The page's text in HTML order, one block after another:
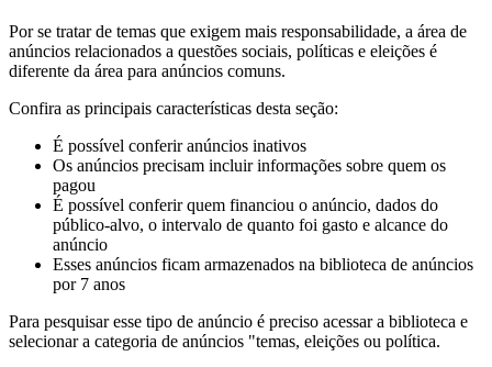
Por se tratar de temas que exigem mais responsabilidade, a área de
anúncios relacionados a questões sociais, políticas e eleições é
diferente da área para anúncios comuns.
Confira as principais características desta seção:
É possível conferir anúncios inativos
Os anúncios precisam incluir informações sobre quem os
pagou
É possível conferir quem financiou o anúncio, dados do
público-alvo, o intervalo de quanto foi gasto e alcance do
anúncio
Esses anúncios ficam armazenados na biblioteca de anúncios
por 7 anos
Para pesquisar esse tipo de anúncio é preciso acessar a biblioteca e
selecionar a categoria de anúncios "temas, eleições ou política.